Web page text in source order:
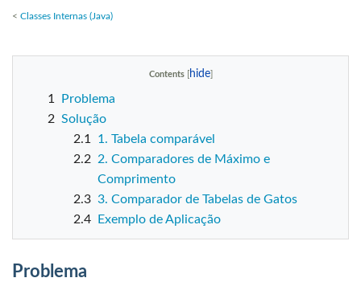
< Classes Internas (Java)
Contents
1
Problema
2 Solução
2.1
1. Tabela comparável
2.2
2. Comparadores de Máximo e
Comprimento
2.3 3. Comparador de Tabelas de Gatos
2.4
Exemplo de Aplicação
Problema